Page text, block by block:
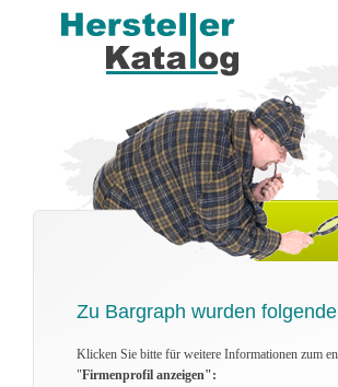
Zu Bargraph wurden
Klicken Sie bitte für weitere Informationen zum
"Firmenprofil anzeigen":